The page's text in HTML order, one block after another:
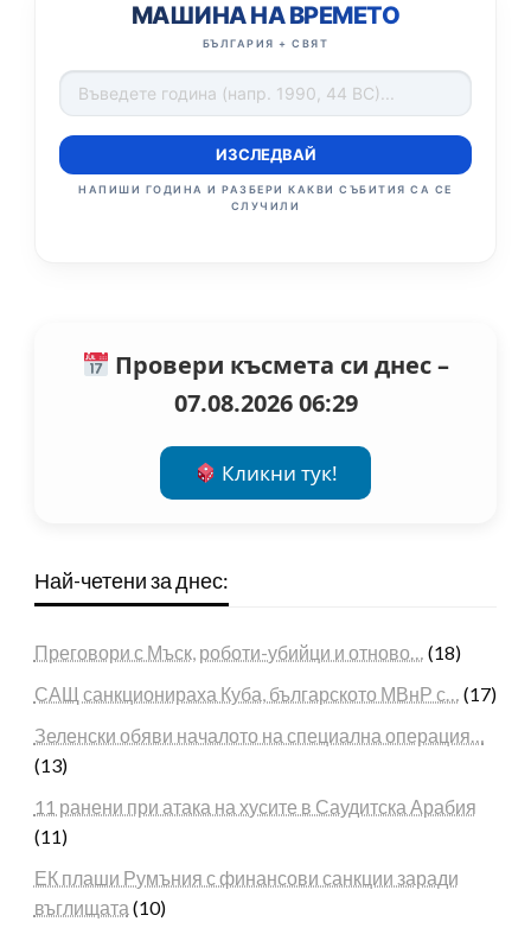
МАШИНА НА ВРЕМЕТО
БЪЛГАРИЯ + СВЯТ
ИЗСЛЕДВАЙ
НАПИШИ ГОДИНА И РАЗБЕРИ КАКВИ СЪБИТИЯ СА СЕ
СЛУЧИЛИ
Провери късмета си днес –
07.08.2026 06:29
Кликни тук!
Най-четени за днес:
Преговори с Мъск, роботи-убийци и отново… (18)
САЩ санкционираха Куба, българското МВнР с… (17)
Зеленски обяви началото на специална операция…
(13)
11 ранени при атака на хусите в Саудитска Арабия
(11)
ЕК плаши Румъния с финансови санкции заради
въглищата (10)